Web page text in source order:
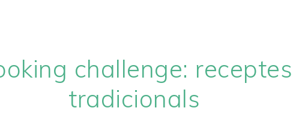
challenge: receptes
tradicionals